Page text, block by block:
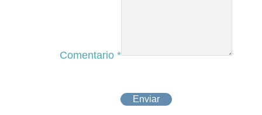
Comentario *
Enviar